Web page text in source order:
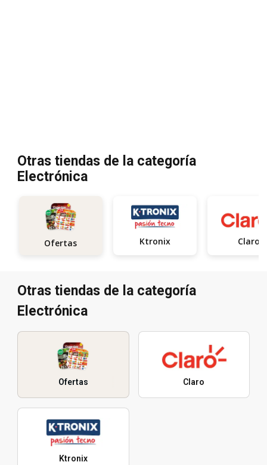
Otras tiendas de la categoría
Electrónica
Ofertas Ktronix Claro
Otras tiendas de la categoría
Electrónica
Ofertas Claro
Ktronix